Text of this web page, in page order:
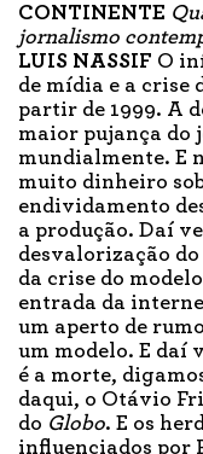
CONTINENTE
jornalismo
LUIS NASSIF O
de mídia e a crise
partir de 1999. A
maior pujança do
mundialmente. E
muito dinheiro
endividamento
a produção. Daí
desvalorização
da crise do
entrada da
um aperto de
um modelo. E daí
é a morte,
daqui, o Otávio
do Globo. E os
influenciados por